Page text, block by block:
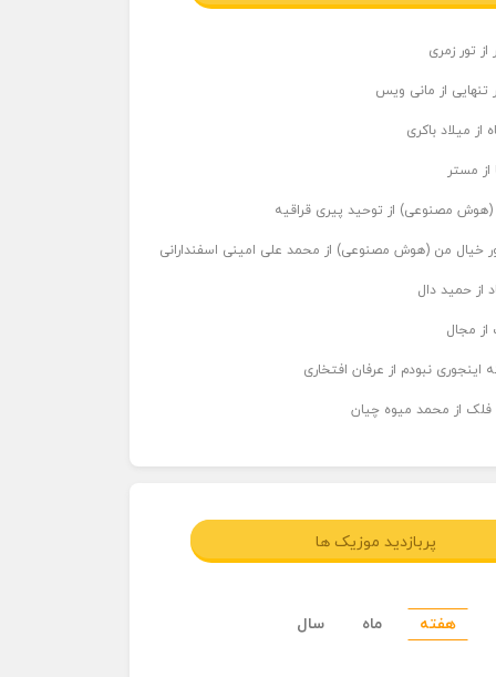
تور زمری
تنهایی از مانی ویس
از میلاد باکری
از مستر
(هوش مصنوعی) از توحید پیری قراقیه
خیال من (هوش مصنوعی) از محمد علی امینی اسفندارانی
از حمید دال
از مجال
اینجوری نبودم از عرفان افتخاری
فلک از محمد میوه چیان
پربازدید موزیک ها
هفته ماه سال